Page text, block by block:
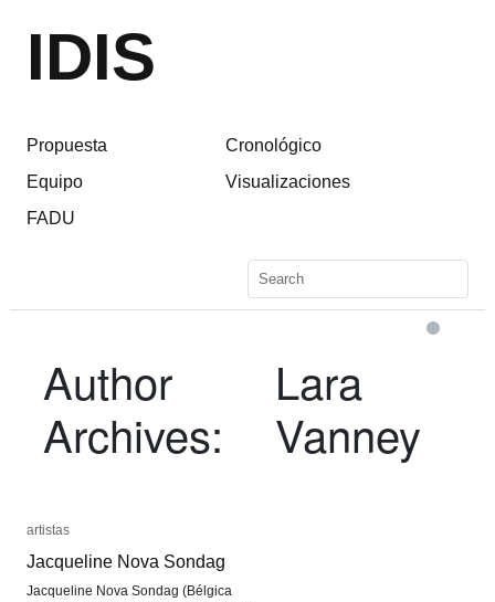
IDIS
Propuesta
Equipo
FADU
Cronológico
Visualizaciones
Author
Archives:
Lara
Vanney
artistas
Jacqueline Nova Sondag
Jacqueline Nova Sondag (Bélgica
artistas
Jacqueline Nova Sondag